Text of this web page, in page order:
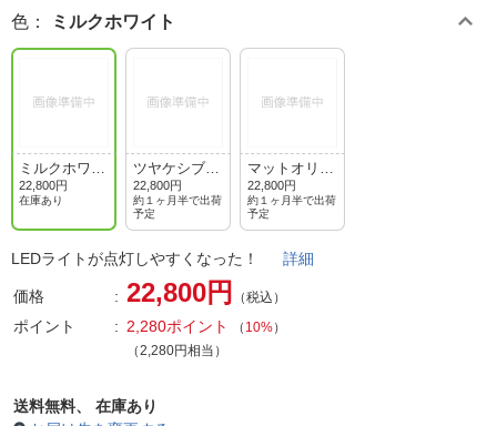
色 ： ミルクホワイト
ミルクホワイ
ト
22,800円
在庫あり
ツヤケシブラ
ック
22,800円
約１ヶ月半で出荷
予定
マットオリー
ブドラブ
22,800円
約１ヶ月半で出荷
予定
LEDライトが点灯しやすくなった！ 詳細
価格 22,800円 （税込）
ポイント 2,280ポイント （ 10%）
（2,280円相当）
送料無料、
在庫あり